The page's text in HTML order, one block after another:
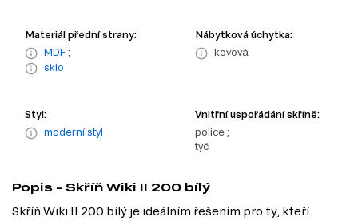
Materiál přední strany:
MDF ;
sklo
Nábytková úchytka:
kovová
Styl:
moderní styl
Vnitřní uspořádání skříně:
police ;
tyč
Popis - Skříň Wiki II 200 bílý
Skříň Wiki II 200 bílý je ideálním řešením pro ty, kteří